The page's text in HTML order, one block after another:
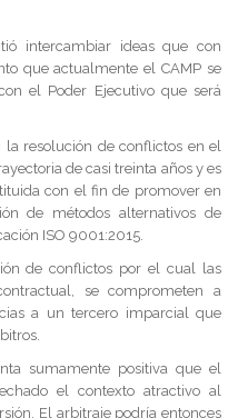
intercambiar ideas que con
que actualmente el CAMP se
el Poder Ejecutivo que será
la resolución de conflictos en el
de casi treinta años y es
con el fin de promover en
de métodos alternativos de
ISO 9001:2015.
de conflictos por el cual las
se comprometen a
a un tercero imparcial que
sumamente positiva que el
el contexto atractivo al
El arbitraje podría entonces